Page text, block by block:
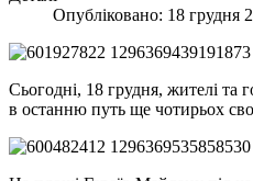
Опубліковано: 18 грудня
Сьогодні, 18 грудня, жителі та
в останню путь ще чотирьох